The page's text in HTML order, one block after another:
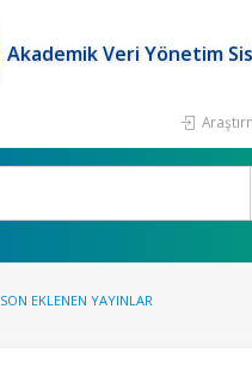
Akademik Veri Yönetim
SON EKLENEN YAYINLAR